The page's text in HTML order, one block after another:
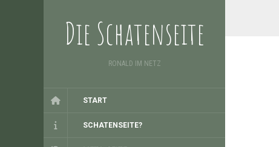
Die Schatenseite
RONALD IM NETZ
START
SCHATENSEITE?